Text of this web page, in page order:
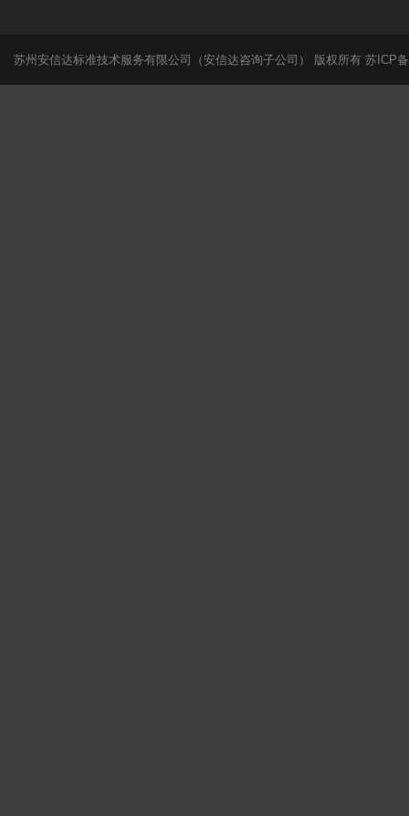
苏州安信达标准技术服务有限公司（安信达咨询子公司） 版权所有 苏ICP